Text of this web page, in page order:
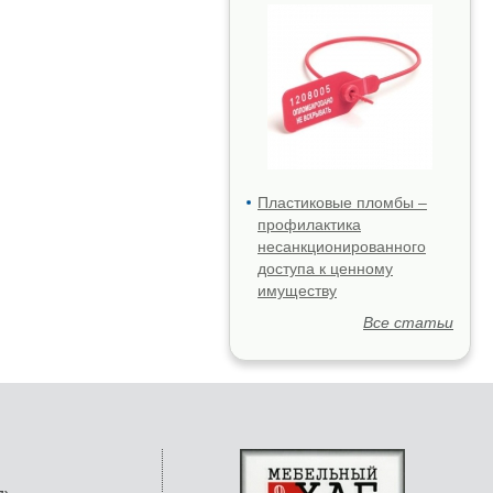
Пластиковые пломбы –
профилактика
несанкционированного
доступа к ценному
имуществу
Все статьи